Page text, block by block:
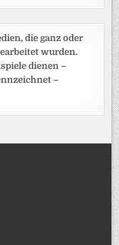
die ganz oder
wurden.
dienen –
–